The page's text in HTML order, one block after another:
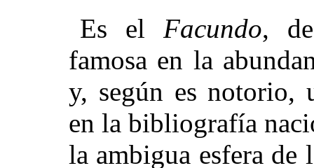
Es el Facundo,
famosa en la
y, según es notorio,
en la bibliografía
la ambigua esfera de